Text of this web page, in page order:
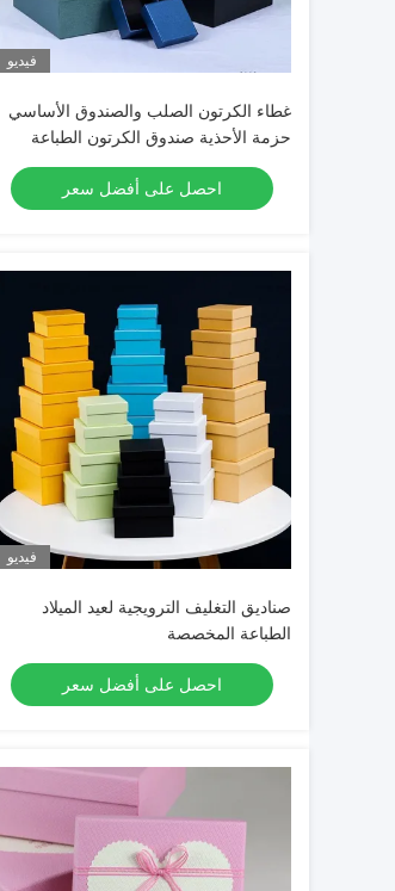
فيديو
غطاء الكرتون الصلب والصندوق الأساسي
حزمة الأحذية صندوق الكرتون الطباعة
المخصصة من جانبيين
احصل على أفضل سعر
فيديو
صناديق التغليف الترويجية لعيد الميلاد
الطباعة المخصصة
احصل على أفضل سعر